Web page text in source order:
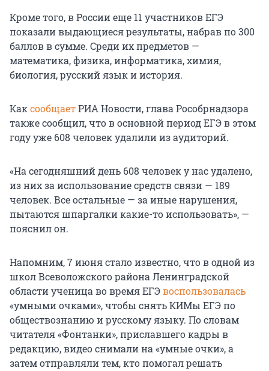
Кроме того, в России еще 11 участников ЕГЭ
показали выдающиеся результаты, набрав по 300
баллов в сумме. Среди их предметов —
математика, физика, информатика, химия,
биология, русский язык и история.
КаксообщаетРИА Новости, глава Рособрнадзора
также сообщил, что в основной период ЕГЭ в этом
году уже 608 человек удалили из аудиторий.
«На сегодняшний день 608 человек у нас удалено,
из них за использование средств связи — 189
человек. Все остальные — за иные нарушения,
пытаются шпаргалки какие-то использовать», —
пояснил он.
Напомним, 7 июня стало известно, что в одной из
школ Всеволожского района Ленинградской
области ученица во время ЕГЭвоспользовалась
«умными очками», чтобы снять КИМы ЕГЭ по
обществознанию и русскому языку. По словам
читателя «Фонтанки», приславшего кадры в
редакцию, видео снимали на «умные очки», а
затем отправляли тем, кто помогал решать